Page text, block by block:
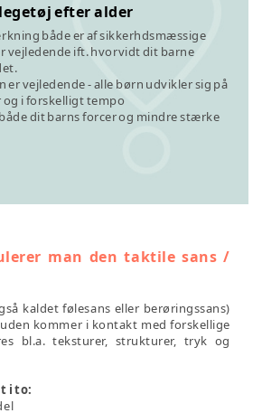
efter alder
både er af sikkerhdsmæssige
vejledende ift. hvorvidt dit barne
er vejledende - alle børn udvikler sig på
i forskelligt tempo
dit barns forcer og mindre stærke
man den taktile sans /
kaldet følesans eller berøringssans)
kommer i kontakt med forskellige
bl.a. teksturer, strukturer, tryk og
i to: